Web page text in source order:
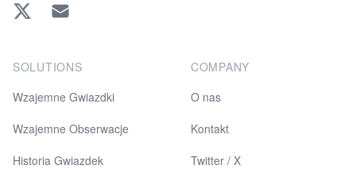
Twitter EMAIL
SOLUTIONS
Wzajemne Gwiazdki
Wzajemne Obserwacje
Historia Gwiazdek
COMPANY
O nas
Kontakt
Twitter / X